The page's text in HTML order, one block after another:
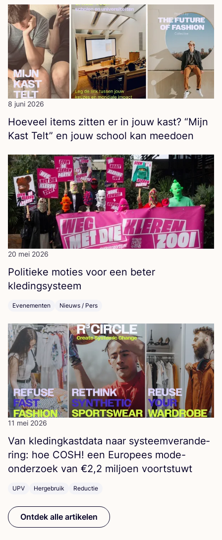
8 juni 2026
Hoe­veel items zit­ten er in jouw kast? “Mijn
Kast Telt” en jouw school kan meedoen
20 mei 2026
Poli­tie­ke moties voor een beter
kledingsysteem
Evenementen Nieuws / Pers
11 mei 2026
Van kle­ding­kast­da­ta naar sys­teem­ver­an­de­
ring: hoe COSH! een Euro­pees mode-
onder­zoek van €2,2 mil­joen voortstuwt
UPV Hergebruik Reductie
Ontdek alle artikelen